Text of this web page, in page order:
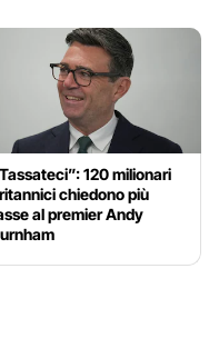
120 milionari
chiedono più
al premier Andy